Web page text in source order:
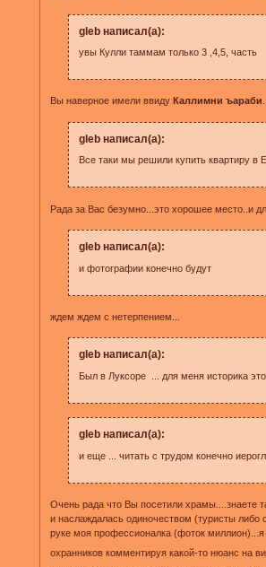
gleb написал(а):
увы Кулли таммам только 3 ,4,5, часть
Вы наверное имели ввиду Каллимни ъараби
gleb написал(а):
Все таки мы решили купить квартиру в
Рада за Вас безумно...это хорошее место..и
gleb написал(а):
и фотографии конечно будут
ждем ждем с нетерпением...
gleb написал(а):
Был в Луксоре ... для меня историка
gleb написал(а):
и еще ... читать с трудом конечно
Очень рада что Вы посетили храмы....знаете
и наслаждалась одиночеством (туристы либо
руке моя профессионалка (фоток
охранников комментируя какой-то нюанс на